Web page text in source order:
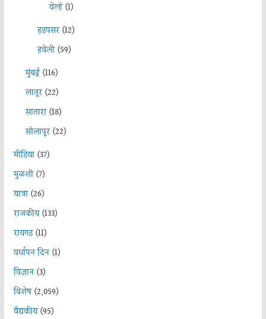
वेल्हे(1)
हडपसर(12)
हवेली(59)
मुंबई(116)
लातूर(22)
सातारा(18)
सोलापूर(22)
मीडिया(37)
मुळशी(7)
यात्रा(26)
राजकीय(133)
रायगड(11)
वर्धापन दिन(1)
विज्ञान(3)
विशेष(2,059)
वैद्यकीय(95)